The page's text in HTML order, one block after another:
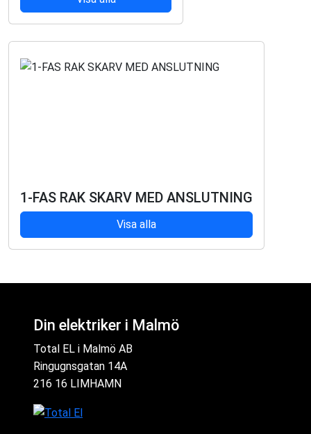
1-FAS RAK SKARV MED ANSLUTNING
Visa alla
Din elektriker i Malmö
Total EL i Malmö AB
Ringugnsgatan 14A
216 16 LIMHAMN